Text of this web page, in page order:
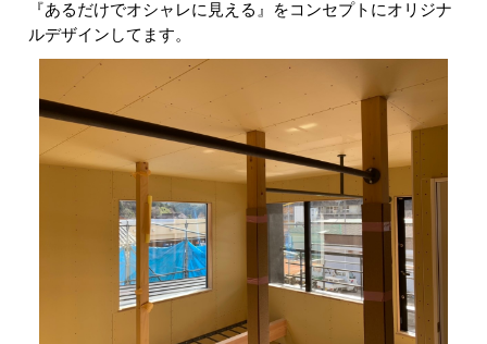
『あるだけでオシャレに見える』をコンセプトにオリジナ
ルデザインしてます。